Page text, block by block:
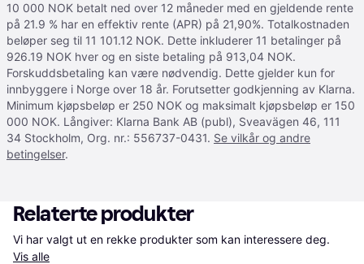
10 000 NOK betalt ned over 12 måneder med en gjeldende rente
på 21.9 % har en effektiv rente (APR) på 21,90%. Totalkostnaden
beløper seg til 11 101.12 NOK. Dette inkluderer 11 betalinger på
926.19 NOK hver og en siste betaling på 913,04 NOK.
Forskuddsbetaling kan være nødvendig. Dette gjelder kun for
innbyggere i Norge over 18 år. Forutsetter godkjenning av Klarna.
Minimum kjøpsbeløp er 250 NOK og maksimalt kjøpsbeløp er 150
000 NOK. Långiver: Klarna Bank AB (publ), Sveavägen 46, 111
34 Stockholm, Org. nr.: 556737-0431. Se vilkår og andre
betingelser.
Relaterte produkter
Vis alle